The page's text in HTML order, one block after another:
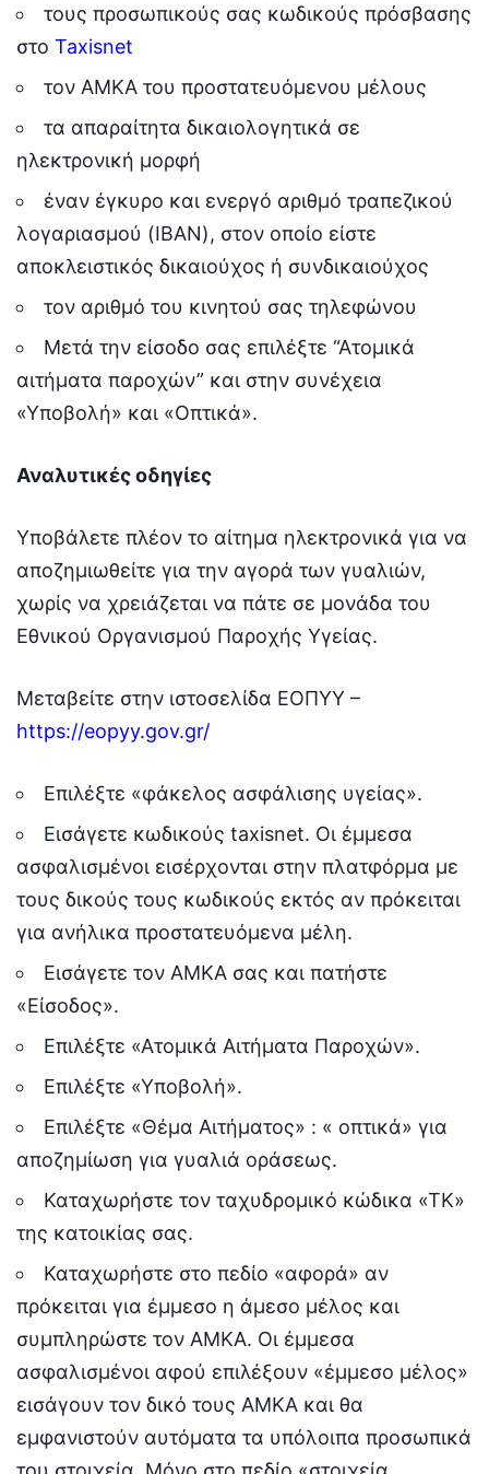
τους προσωπικούς σας κωδικούς πρόσβασης
στο Taxisnet
τον ΑΜΚΑ του προστατευόμενου μέλους
τα απαραίτητα δικαιολογητικά σε
ηλεκτρονική μορφή
έναν έγκυρο και ενεργό αριθμό τραπεζικού
λογαριασμού (IBAN), στον οποίο είστε
αποκλειστικός δικαιούχος ή συνδικαιούχος
τον αριθμό του κινητού σας τηλεφώνου
Μετά την είσοδο σας επιλέξτε “Ατομικά
αιτήματα παροχών” και στην συνέχεια
«Υποβολή» και «Οπτικά».
Αναλυτικές οδηγίες
Υποβάλετε πλέον το αίτημα ηλεκτρονικά για να
αποζημιωθείτε για την αγορά των γυαλιών,
χωρίς να χρειάζεται να πάτε σε μονάδα του
Εθνικού Οργανισμού Παροχής Υγείας.
Μεταβείτε στην ιστοσελίδα ΕΟΠΥΥ –
https://eopyy.gov.gr/
Επιλέξτε «φάκελος ασφάλισης υγείας».
Εισάγετε κωδικούς taxisnet. Οι έμμεσα
ασφαλισμένοι εισέρχονται στην πλατφόρμα με
τους δικούς τους κωδικούς εκτός αν πρόκειται
για ανήλικα προστατευόμενα μέλη.
Εισάγετε τον ΑΜΚΑ σας και πατήστε
«Είσοδος».
Επιλέξτε «Ατομικά Αιτήματα Παροχών».
Επιλέξτε «Υποβολή».
Επιλέξτε «Θέμα Αιτήματος» : « οπτικά» για
αποζημίωση για γυαλιά οράσεως.
Καταχωρήστε τον ταχυδρομικό κώδικα «ΤΚ»
της κατοικίας σας.
Καταχωρήστε στο πεδίο «αφορά» αν
πρόκειται για έμμεσο η άμεσο μέλος και
συμπληρώστε τον ΑΜΚΑ. Οι έμμεσα
ασφαλισμένοι αφού επιλέξουν «έμμεσο μέλος»
εισάγουν τον δικό τους ΑΜΚΑ και θα
εμφανιστούν αυτόματα τα υπόλοιπα προσωπικά